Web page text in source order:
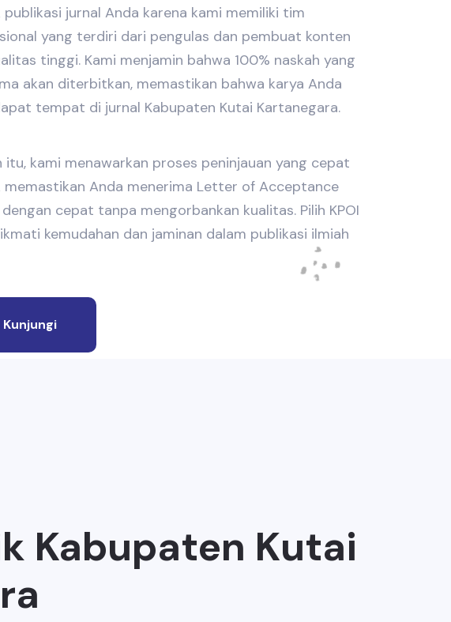
publikasi jurnal Anda karena kami memiliki tim
yang terdiri dari pengulas dan pembuat konten
tinggi. Kami menjamin bahwa 100% naskah yang
akan diterbitkan, memastikan bahwa karya Anda
tempat di jurnal Kabupaten Kutai Kartanegara.
itu, kami menawarkan proses peninjauan yang cepat
memastikan Anda menerima Letter of Acceptance
cepat tanpa mengorbankan kualitas. Pilih KPOI
kemudahan dan jaminan dalam publikasi ilmiah
Kunjungi
Kabupaten Kutai